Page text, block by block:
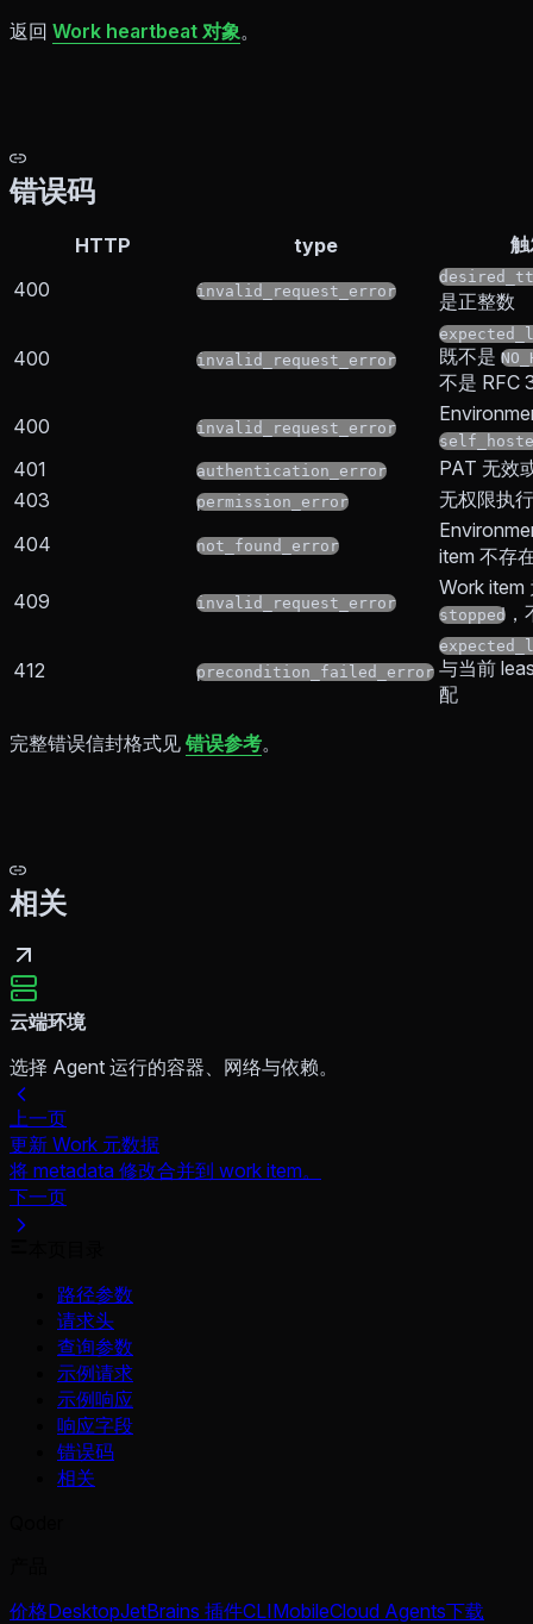
返回 Work heartbeat 对象。
错误码
HTTP type
400
invalid_request_error 是正整数
400 invalid_request_error 既不是
不是 RFC
400
invalid_request_error
401 authentication_error
PAT 无效
403
permission_error
无权限执
404
not_found_error
item 不存
409
invalid_request_error
Work item
stopped
412 precondition_failed_error 与当前
配
完整错误信封格式见 错误参考。
相关
云端环境
选择 Agent 运行的容器、网络与依赖。
上一页
更新 Work 元数据
将 metadata 修改合并到 work item。
下一页
路径参数
请求头
查询参数
示例请求
示例响应
响应字段
错误码
相关
价格DesktopJetBrains 插件CLIMobileCloud Agents下载